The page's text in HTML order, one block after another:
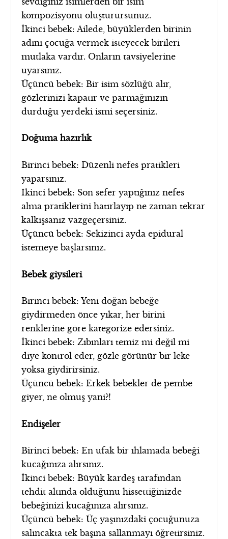
kompozisyonu oluşturursunuz.
İkinci bebek: Ailede, büyüklerden birinin
adını çocuğa vermek isteyecek birileri
mutlaka vardır. Onların tavsiyelerine
uyarsınız.
Üçüncü bebek: Bir isim sözlüğü alır,
gözlerinizi kapatır ve parmağınızın
durduğu yerdeki ismi seçersiniz.
Doğuma hazırlık
Birinci bebek: Düzenli nefes pratikleri
yaparsınız.
İkinci bebek: Son sefer yaptığınız nefes
alma pratiklerini hatırlayıp ne zaman tekrar
kalkışsanız vazgeçersiniz.
Üçüncü bebek: Sekizinci ayda epidural
istemeye başlarsınız.
Bebek giysileri
Birinci bebek: Yeni doğan bebeğe
giydirmeden önce yıkar, her birini
renklerine göre kategorize edersiniz.
İkinci bebek: Zıbınları temiz mi değil mi
diye kontrol eder, gözle görünür bir leke
yoksa giydirirsiniz.
Üçüncü bebek: Erkek bebekler de pembe
giyer, ne olmuş yani?!
Endişeler
Birinci bebek: En ufak bir ıhlamada bebeği
kucağınıza alırsınız.
İkinci bebek: Büyük kardeş tarafından
tehdit altında olduğunu hissettiğinizde
bebeğinizi kucağınıza alırsınız.
Üçüncü bebek: Üç yaşınızdaki çocuğunuza
salıncakta tek başına sallanmayı öğretirsiniz.